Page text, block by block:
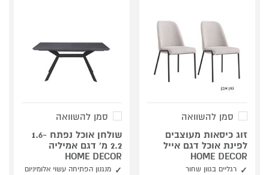
סמן להשוואה
זוג כיסאות מעוצבים
לפינת אוכל דגם אייל
HOME DECOR
רגליים בגוון שחור
סמן להשוואה
שולחן אוכל נפתח 1.6-
2.2 מ' דגם אמיליה
HOME DECOR
מנגנון הפתיחה עשוי אלומיניום